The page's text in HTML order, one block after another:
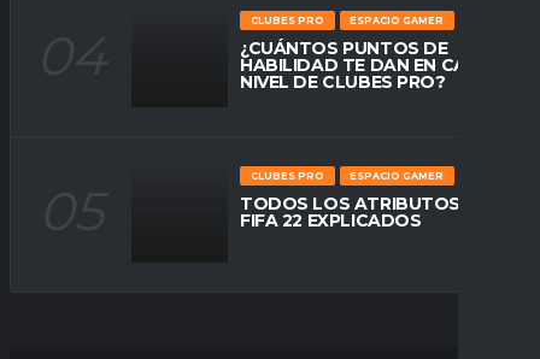
CLUBES PRO ESPACIO GAMER
¿CUÁNTOS PUNTOS DE
HABILIDAD TE DAN EN CADA
NIVEL DE CLUBES PRO?
CLUBES PRO ESPACIO GAMER
TODOS LOS ATRIBUTOS DE
FIFA 22 EXPLICADOS